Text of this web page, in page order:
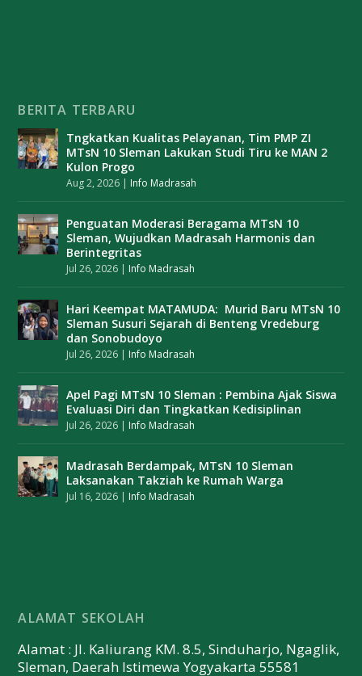
BERITA TERBARU
Tngkatkan Kualitas Pelayanan, Tim PMP ZI
MTsN 10 Sleman Lakukan Studi Tiru ke MAN 2
Kulon Progo
Aug 2, 2026 | Info Madrasah
Penguatan Moderasi Beragama MTsN 10
Sleman, Wujudkan Madrasah Harmonis dan
Berintegritas
Jul 26, 2026 | Info Madrasah
Hari Keempat MATAMUDA: Murid Baru MTsN 10
Sleman Susuri Sejarah di Benteng Vredeburg
dan Sonobudoyo
Jul 26, 2026 | Info Madrasah
Apel Pagi MTsN 10 Sleman : Pembina Ajak Siswa
Evaluasi Diri dan Tingkatkan Kedisiplinan
Jul 26, 2026 | Info Madrasah
Madrasah Berdampak, MTsN 10 Sleman
Laksanakan Takziah ke Rumah Warga
Jul 16, 2026 | Info Madrasah
ALAMAT SEKOLAH
Alamat : Jl. Kaliurang KM. 8.5, Sinduharjo, Ngaglik,
Sleman, Daerah Istimewa Yogyakarta 55581